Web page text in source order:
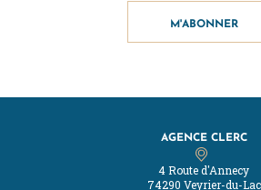
M'ABONNER
AGENCE CLERC
4 Route d'Annecy
74290 Veyrier-du-Lac